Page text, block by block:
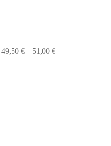
49,50 € – 51,00 €